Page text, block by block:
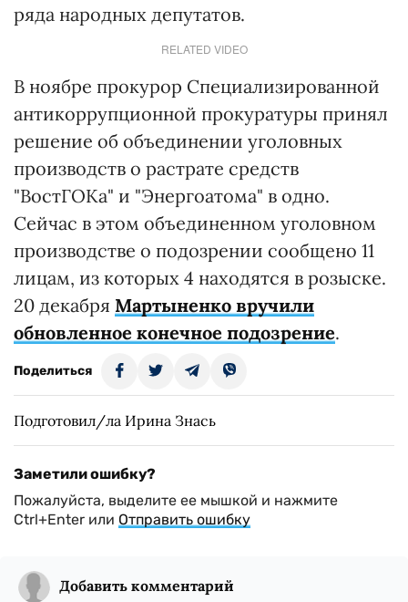
ряда народных депутатов.
RELATED VIDEO
В ноябре прокурор Специализированной
антикоррупционной прокуратуры принял
решение об объединении уголовных
производств о растрате средств
"ВостГОКа" и "Энергоатома" в одно.
Сейчас в этом объединенном уголовном
производстве о подозрении сообщено 11
лицам, из которых 4 находятся в розыске.
20 декабря Мартыненко вручили
обновленное конечное подозрение.
Поделиться
Подготовил/ла Ирина Знась
Заметили ошибку?
Пожалуйста, выделите ее мышкой и нажмите
Ctrl+Enter или Отправить ошибку
Добавить комментарий